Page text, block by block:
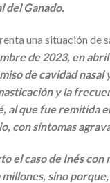
del Ganado.
una situación de
de 2023, en
de cavidad nasal
y la
al que fue remitida
con síntomas
el caso de Inés con
millones, sino